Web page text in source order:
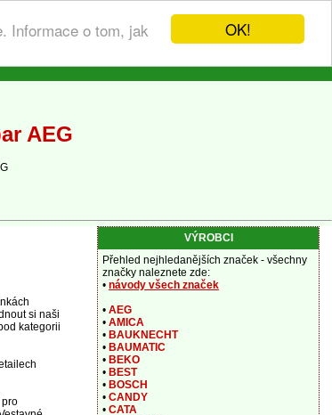
OK!
Informace o tom, jak
AEG
si naši
kategorii
pro
VÝROBCI
Přehled nejhledanějších značek - všechny
značky naleznete zde:
• návody všech značek
• AEG
• AMICA
• BAUKNECHT
• BAUMATIC
• BEKO
• BEST
• BOSCH
• CANDY
• CATA